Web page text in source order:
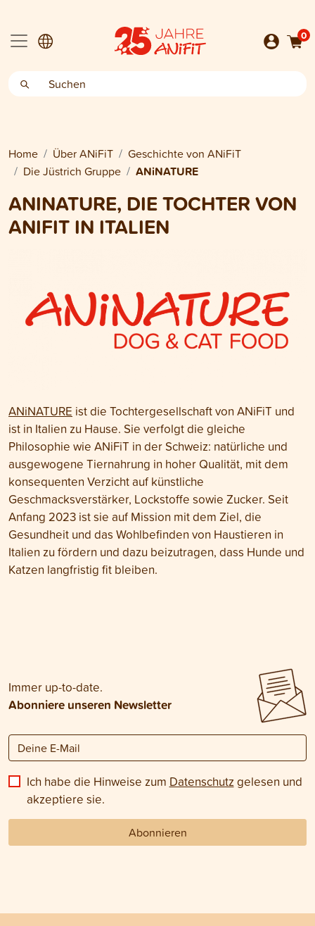
0
Home Über ANiFiT
Geschichte von ANiFiT
Die Jüstrich Gruppe
ANiNATURE
ANINATURE, DIE TOCHTER VON
ANIFIT IN ITALIEN
ANiNATURE ist die Tochtergesellschaft von ANiFiT und
ist in Italien zu Hause. Sie verfolgt die gleiche
Philosophie wie ANiFiT in der Schweiz: natürliche und
ausgewogene Tiernahrung in hoher Qualität, mit dem
konsequenten Verzicht auf künstliche
Geschmacksverstärker, Lockstoffe sowie Zucker. Seit
Anfang 2023 ist sie auf Mission mit dem Ziel, die
Gesundheit und das Wohlbefinden von Haustieren in
Italien zu fördern und dazu beizutragen, dass Hunde und
Katzen langfristig fit bleiben.
Immer up-to-date.
Abonniere unseren Newsletter
Ich habe die Hinweise zum Datenschutz gelesen und
akzeptiere sie.
Abonnieren